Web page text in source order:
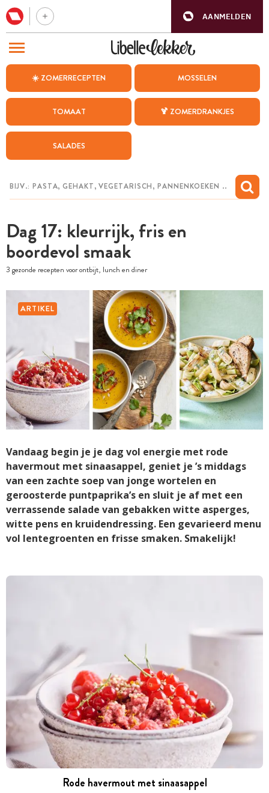
AANMELDEN
☀️ ZOMERRECEPTEN MOSSELEN
TOMAAT 🍹 ZOMERDRANKJES
SALADES
Dag 17: kleurrijk, fris en
boordevol smaak
3 gezonde recepten voor ontbijt, lunch en diner
ARTIKEL
Vandaag begin je je dag vol energie met rode
havermout met sinaasappel, geniet je ’s middags
van een zachte soep van jonge wortelen en
geroosterde puntpaprika’s en sluit je af met een
verrassende salade van gebakken witte asperges,
witte pens en kruidendressing. Een gevarieerd menu
vol lentegroenten en frisse smaken. Smakelijk!
Rode havermout met sinaasappel
BEZOEK ONZE ANDERE WEBSITES
WEEKMENU
CHAT MET MAIA
MIJN BEWAARDE RECEPTEN